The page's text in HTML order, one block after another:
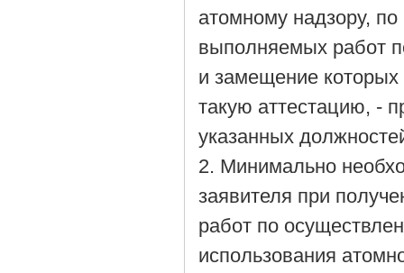
атомному надзору,
выполняемых работ
и замещение
такую аттестацию, -
указанных
2. Минимально
заявителя при
работ по
использования